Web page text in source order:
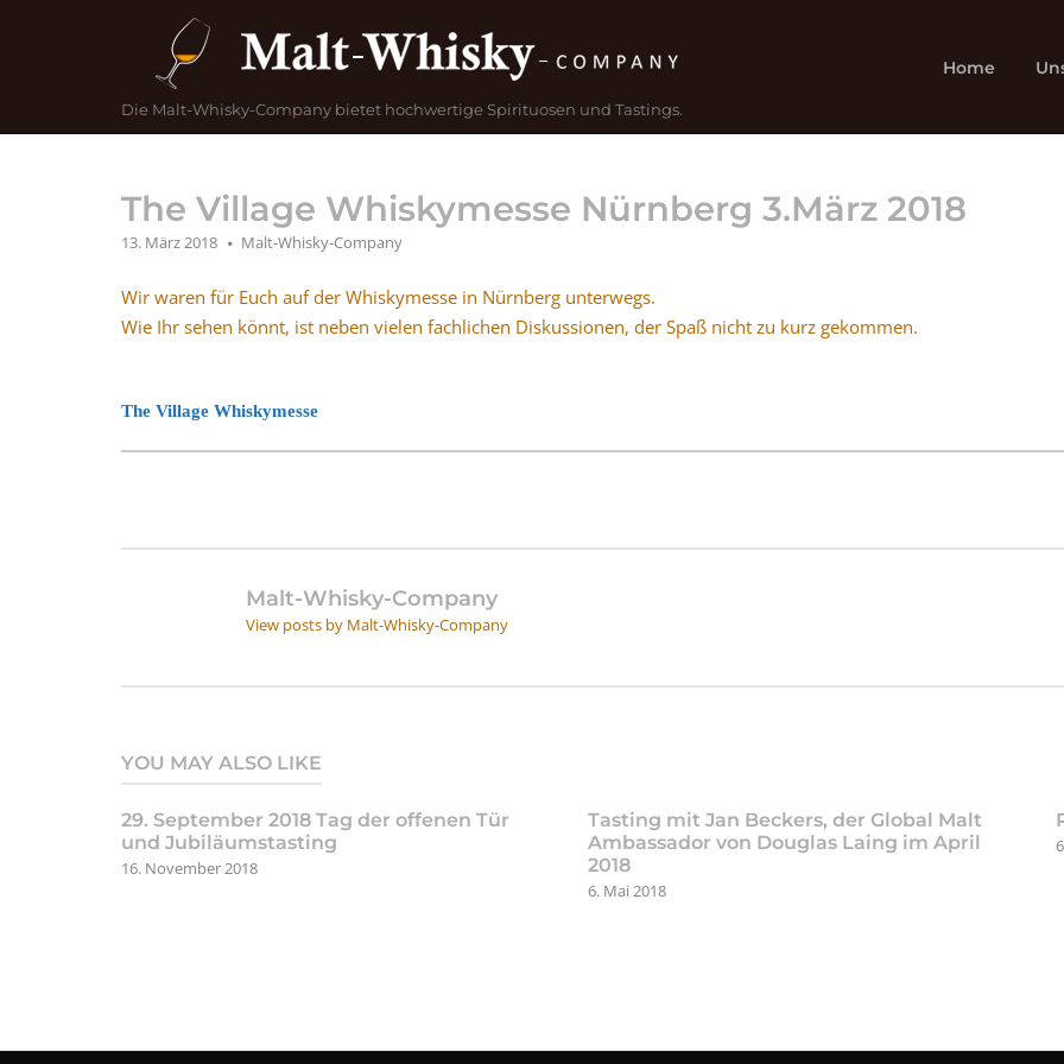
Die Malt-Whisky-Company bietet hochwertige Spirituosen und Tastings.
Home
The Village Whiskymesse Nürnberg 3.März 2018
13. März 2018 Malt-Whisky-Company
Wir waren für Euch auf der Whiskymesse in Nürnberg unterwegs.
Wie Ihr sehen könnt, ist neben vielen fachlichen Diskussionen, der Spaß nicht zu kurz gekommen.
The Village Whiskymesse
Malt-Whisky-Company
View posts by Malt-Whisky-Company
YOU MAY ALSO LIKE
29. September 2018 Tag der offenen Tür
und Jubiläumstasting
16. November 2018
Tasting mit Jan Beckers, der Global Malt
Ambassador von Douglas Laing im April
2018
6. Mai 2018